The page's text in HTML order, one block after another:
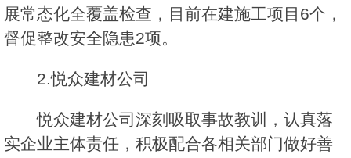
展常态化全覆盖检查，目前在建施工项目6个，
督促整改安全隐患2项。
2.悦众建材公司
悦众建材公司深刻吸取事故教训，认真落
实企业主体责任，积极配合各相关部门做好善